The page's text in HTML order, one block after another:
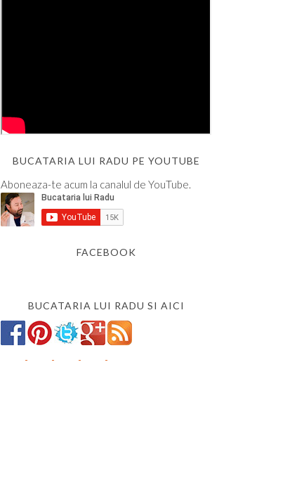
BUCATARIA LUI RADU PE YOUTUBE
Aboneaza-te acum la canalul de YouTube.
FACEBOOK
BUCATARIA LUI RADU SI AICI